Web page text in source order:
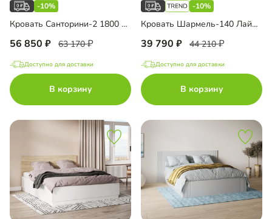
-10%
Кровать Санторини-2 1800 Лайф
56 850 63 170
Доступно для доставки
В корзину
-10%
Кровать Шармель-140 Лайф с мягким изголовьем
39 790 44 210
Доступно для доставки
В корзину